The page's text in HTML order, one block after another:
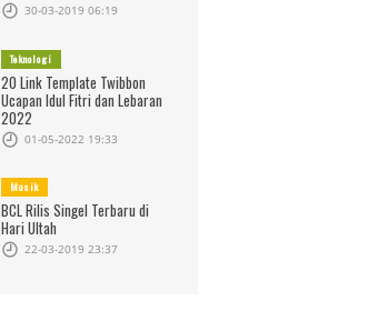
30-03-2019 06:19
Teknologi
20 Link Template Twibbon
Ucapan Idul Fitri dan Lebaran
2022
01-05-2022 19:33
Musik
BCL Rilis Singel Terbaru di
Hari Ultah
22-03-2019 23:37